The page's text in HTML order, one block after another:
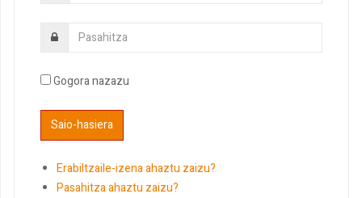
Gogora nazazu
Erabiltzaile-izena ahaztu zaizu?
Pasahitza ahaztu zaizu?